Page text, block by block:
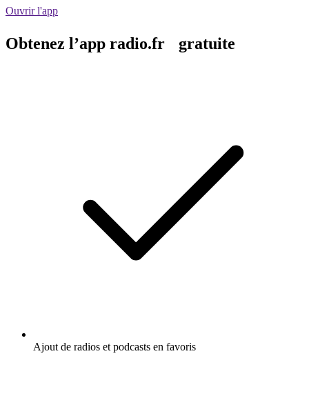
Ouvrir l'app
Obtenez l’app radio.fr gratuite
Ajout de radios et podcasts en favoris